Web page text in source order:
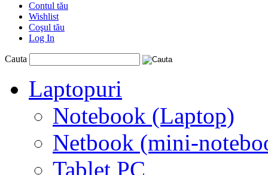
Contul tău
Wishlist
Coşul tău
Log In
Cauta
Laptopuri
Notebook (Laptop)
Netbook (mini-
Tablet PC